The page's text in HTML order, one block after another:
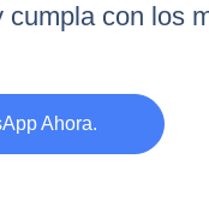
cumpla con los
Ahora.